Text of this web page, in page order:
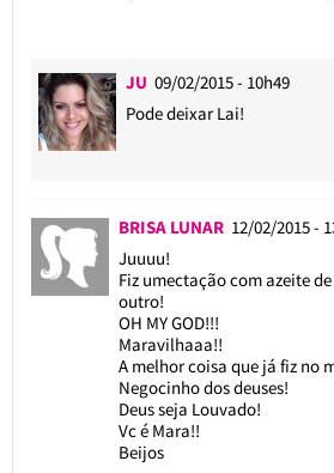
JU 09/02/2015 - 10h49
Pode deixar Lai!
BRISA LUNAR 12/02/2015 -
Juuuu!
Fiz umectação com azeite
outro!
OH MY GOD!!!
Maravilhaaa!!
A melhor coisa que já fiz no
Negocinho dos deuses!
Deus seja Louvado!
Vc é Mara!!
Beijos